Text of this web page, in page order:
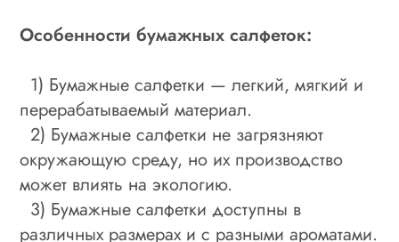
Особенности бумажных салфеток:
1) Бумажные салфетки — легкий, мягкий и
перерабатываемый материал.
2) Бумажные салфетки не загрязняют
окружающую среду, но их производство
может влиять на экологию.
3) Бумажные салфетки доступны в
различных размерах и с разными ароматами.